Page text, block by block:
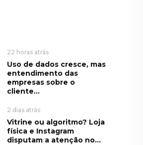
22 horas atrás
Uso de dados cresce, mas
entendimento das
empresas sobre o
cliente...
2 dias atrás
Vitrine ou algoritmo? Loja
física e Instagram
disputam a atenção no...